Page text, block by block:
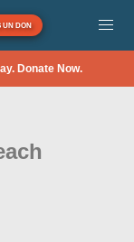
UN DON
Donate Now.